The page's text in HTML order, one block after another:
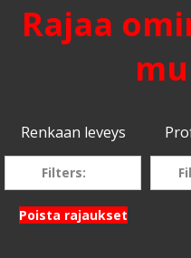
Rajaa
Renkaan leveys
Filters:
Poista rajaukset